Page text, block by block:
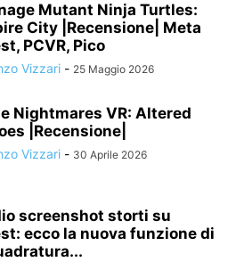
Mutant Ninja Turtles:
City |Recensione| Meta
PCVR, Pico
Vizzari - 25 Maggio 2026
Nightmares VR: Altered
|Recensione|
Vizzari - 30 Aprile 2026
screenshot storti su
ecco la nuova funzione di